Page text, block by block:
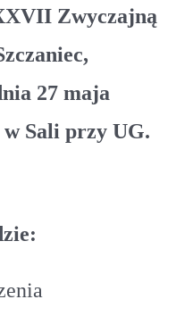
Zwyczajną
27 maja
w Sali przy UG.